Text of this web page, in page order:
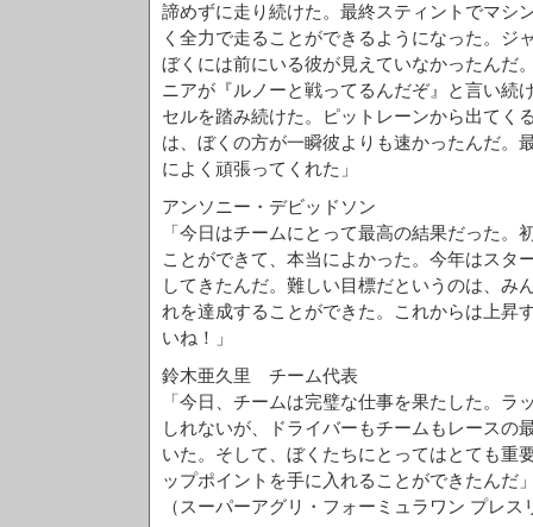
諦めずに走り続けた。最終スティントでマシ
く全力で走ることができるようになった。ジ
ぼくには前にいる彼が見えていなかったんだ
ニアが『ルノーと戦ってるんだぞ』と言い続
セルを踏み続けた。ピットレーンから出てく
は、ぼくの方が一瞬彼よりも速かったんだ。
によく頑張ってくれた」
アンソニー・デビッドソン
「今日はチームにとって最高の結果だった。
ことができて、本当によかった。今年はスタ
してきたんだ。難しい目標だというのは、み
れを達成することができた。これからは上昇
いね！」
鈴木亜久里 チーム代表
「今日、チームは完璧な仕事を果たした。ラ
しれないが、ドライバーもチームもレースの
いた。そして、ぼくたちにとってはとても重
ップポイントを手に入れることができたんだ
（スーパーアグリ・フォーミュラワン プレス